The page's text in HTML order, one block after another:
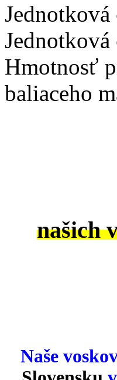
Hmotnosť
baliaceho
našich
Naše